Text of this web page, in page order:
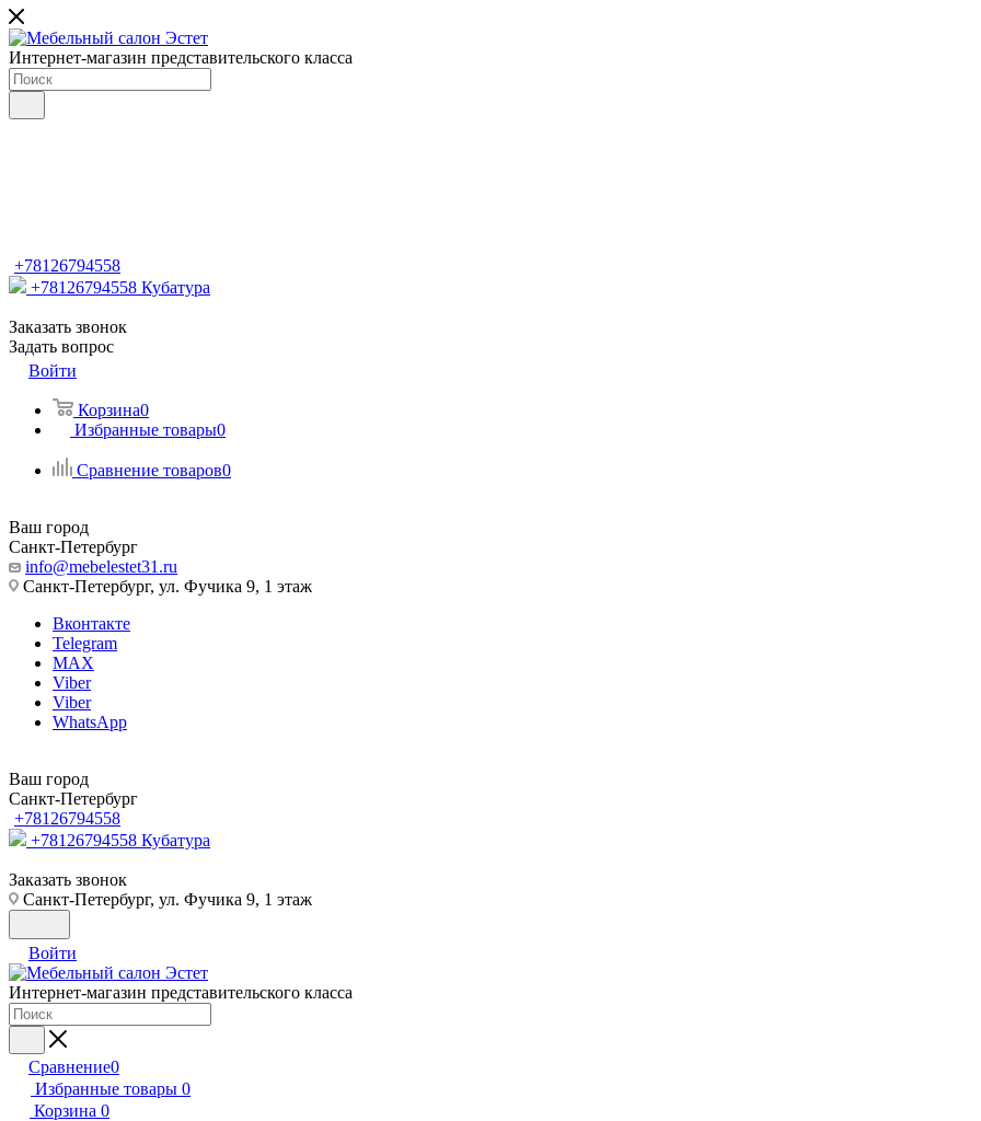
Интернет-магазин представительского класса
+78126794558
+78126794558 Кубатура
Заказать звонок
Задать вопрос
Войти
Корзина0
Избранные товары0
Сравнение товаров0
Ваш город
Санкт-Петербург
info@mebelestet31.ru
Санкт-Петербург, ул. Фучика 9, 1 этаж
Вконтакте
Telegram
MAX
Viber
Viber
WhatsApp
Ваш город
Санкт-Петербург
+78126794558
+78126794558 Кубатура
Заказать звонок
Санкт-Петербург, ул. Фучика 9, 1 этаж
Войти
Интернет-магазин представительского класса
Сравнение0
Избранные товары 0
Корзина 0